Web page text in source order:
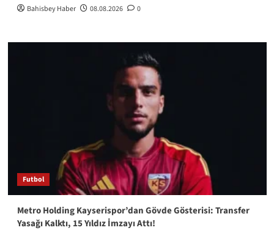
Bahisbey Haber 08.08.2026 0
Futbol
Metro Holding Kayserispor’dan Gövde Gösterisi: Transfer
Yasağı Kalktı, 15 Yıldız İmzayı Attı!